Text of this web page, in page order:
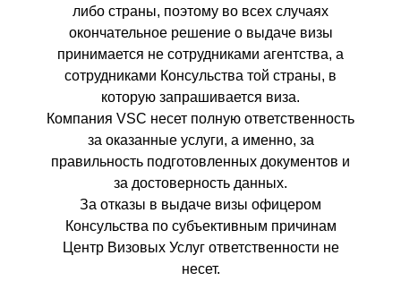
либо страны, поэтому во всех случаях
окончательное решение о выдаче визы
принимается не сотрудниками агентства, а
сотрудниками Консульства той страны, в
которую запрашивается виза.
Компания VSC несет полную ответственность
за оказанные услуги, а именно, за
правильность подготовленных документов и
за достоверность данных.
За отказы в выдаче визы офицером
Консульства по субъективным причинам
Центр Визовых Услуг ответственности не
несет.